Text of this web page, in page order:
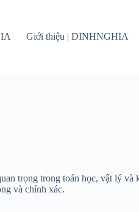
Giới thiệu | DINHNGHIA
trọng trong toán học, vật lý
và chính xác.